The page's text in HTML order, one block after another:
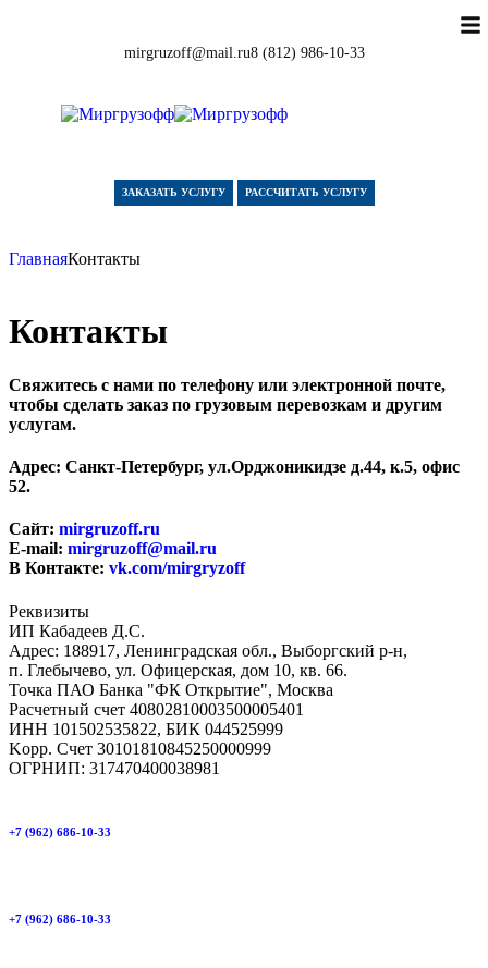
8 (812) 986-10-33
mirgruzoff@mail.ru
ЗАКАЗАТЬ УСЛУГУ РАССЧИТАТЬ УСЛУГУ
ГлавнаяКонтакты
Контакты
Свяжитесь с нами по телефону или электронной почте,
чтобы сделать заказ по грузовым перевозкам и другим
услугам.
Адрес: Санкт-Петербург, ул.Орджоникидзе д.44, к.5, офис
52.
Сайт: mirgruzoff.ru
E-mail: mirgruzoff@mail.ru
В Контакте: vk.com/mirgryzoff
Реквизиты
ИП Кабадеев Д.С.
Адрес: 188917, Ленинградская обл., Выборгский р-н,
п. Глебычево, ул. Офицерская, дом 10, кв. 66.
Точка ПАО Банка "ФК Открытие", Москва
Расчетный счет 40802810003500005401
ИНН 101502535822, БИК 044525999
Kорр. Счет 30101810845250000999
ОГРНИП: 317470400038981
+7 (962) 686-10-33
+7 (962) 686-10-33